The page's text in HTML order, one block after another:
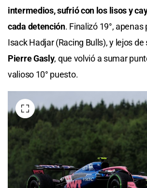
intermedios, sufrió con los lisos y
cada detención. Finalizó 19°, apenas
Isack Hadjar (Racing Bulls), y lejos
Pierre Gasly, que volvió a sumar
valioso 10° puesto.